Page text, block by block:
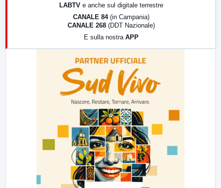
LABTV e anche sul digitale terrestre
CANALE 84 (in Campania)
CANALE 268 (DDT Nazionale)
E sulla nostra APP